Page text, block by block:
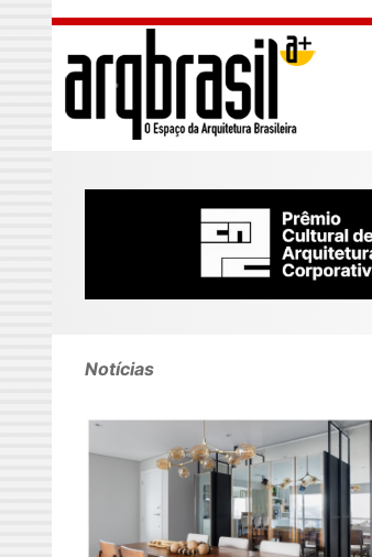
Skip to main content
Notícias